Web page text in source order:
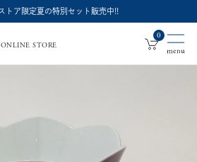
トア限定夏の特別セット販売中!!
深
製
ONLINE STORE
0